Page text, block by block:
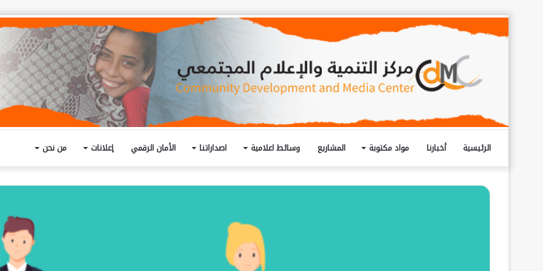
الرئيسية أخبارنا مواد مكتوبة المشاريع وسائط اعلامية اصداراتنا الأمان الرقمي إعلانات من نحن